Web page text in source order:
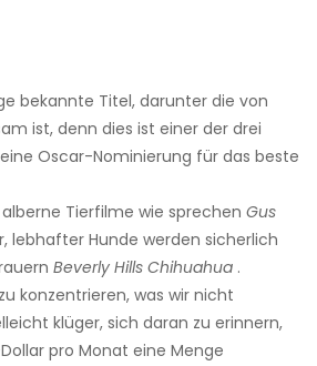
bekannte Titel, darunter die von
ist, denn dies ist einer der drei
Oscar-Nominierung für das beste
Tierfilme wie sprechen Gus
lebhafter Hunde werden sicherlich
Beverly Hills Chihuahua .
konzentrieren, was wir nicht
klüger, sich daran zu erinnern,
pro Monat eine Menge